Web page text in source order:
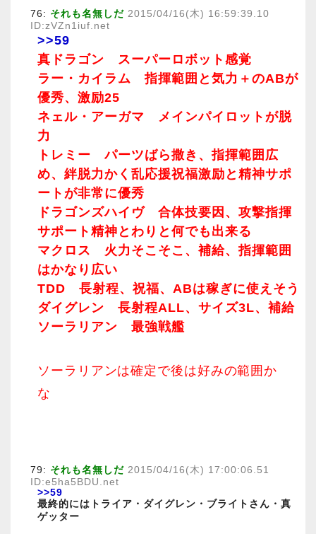
76: それも名無しだ 2015/04/16(木) 16:59:39.10
ID:zVZn1iuf.net
>>59
真ドラゴン スーパーロボット感覚
ラー・カイラム 指揮範囲と気力＋のABが
優秀、激励25
ネェル・アーガマ メインパイロットが脱
力
トレミー パーツばら撒き、指揮範囲広
め、絆脱力かく乱応援祝福激励と精神サポ
ートが非常に優秀
ドラゴンズハイヴ 合体技要因、攻撃指揮
サポート精神とわりと何でも出来る
マクロス 火力そこそこ、補給、指揮範囲
はかなり広い
TDD 長射程、祝福、ABは稼ぎに使えそう
ダイグレン 長射程ALL、サイズ3L、補給
ソーラリアン 最強戦艦
ソーラリアンは確定で後は好みの範囲か
な
79: それも名無しだ 2015/04/16(木) 17:00:06.51
ID:e5ha5BDU.net
>>59
最終的にはトライア・ダイグレン・ブライトさん・真
ゲッター